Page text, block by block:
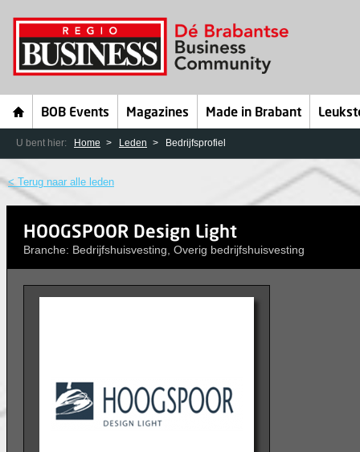
BOB Events Magazines Made in Brabant
U bent hier: Home Leden Bedrijfsprofiel
< Terug naar alle leden
HOOGSPOOR Design Light
Branche: Bedrijfshuisvesting, Overig bedrijfshuisvesting